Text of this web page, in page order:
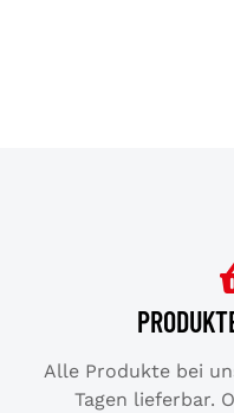
Alle Produkte bei
Tagen lieferbar.